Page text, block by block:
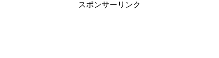
スポンサーリンク